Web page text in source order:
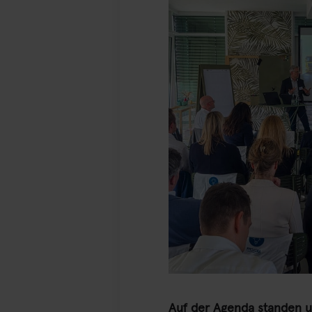
Auf der Agenda standen